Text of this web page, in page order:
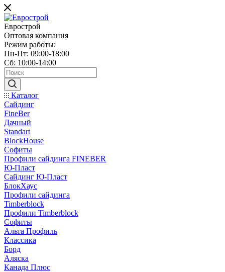
Еврострой
Оптовая компания
Режим работы:
Пн-Пт: 09:00-18:00
Сб: 10:00-14:00
Каталог
Сайдинг
FineBer
Дачный
Standart
BlockHouse
Софиты
Профили сайдинга FINEBER
Ю-Пласт
Сайдинг Ю-Пласт
БлокХаус
Профили сайдинга
Timberblock
Профили Timberblock
Софиты
Альта Профиль
Классика
Борд
Аляска
Канада Плюс